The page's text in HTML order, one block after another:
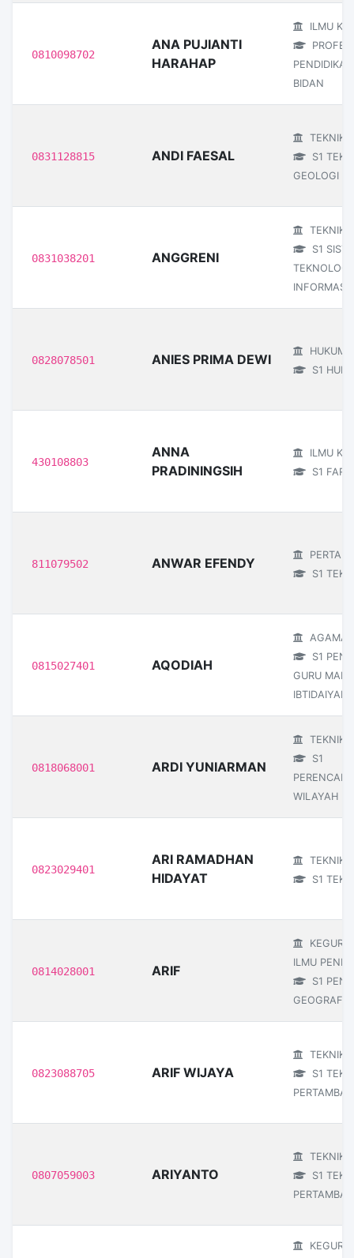
0810098702
ANA PUJIANTI
HARAHAP
ILMU
PROFESI
BIDAN
0831128815 ANDI FAESAL
TEKNIK
S1
GEOLOGI
0831038201 ANGGRENI
TEKNIK
S1
TEKNOLOGI
INFORMASI
0828078501 ANIES PRIMA DEWI
HUKUM
S1
430108803
ANNA
PRADININGSIH
ILMU
S1
811079502 ANWAR EFENDY
S1
0815027401 AQODIAH
AGAMA
S1
GURU
IBTIDAIYAH
0818068001 ARDI YUNIARMAN
TEKNIK
S1
WILAYAH
0823029401
ARI RAMADHAN
HIDAYAT
TEKNIK
S1
0814028001 ARIF
ILMU
S1
GEOGRAFI
0823088705 ARIF WIJAYA
TEKNIK
S1
0807059003 ARIYANTO
TEKNIK
S1